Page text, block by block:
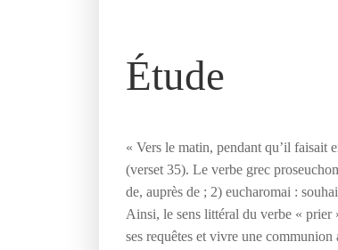
Étude
« Vers le matin, pendant qu’il faisait
(verset 35). Le verbe grec
de, auprès de ; 2) eucharomai :
Ainsi, le sens littéral du verbe « prier
ses requêtes et vivre une